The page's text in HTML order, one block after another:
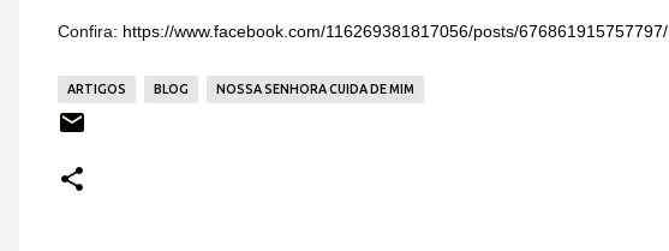
Confira: https://www.facebook.com/116269381817056/posts/676861915757797/
ARTIGOS BLOG NOSSA SENHORA CUIDA DE MIM